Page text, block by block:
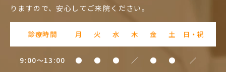
りますので、安心してご来院ください。
診療時間 月 火 水 木 金 土 日・祝
9:00～13:00 ● ● ● ／ ● ● ／